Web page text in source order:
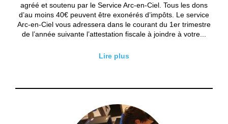
agréé et soutenu par le Service Arc-en-Ciel. Tous les dons
d’au moins 40€ peuvent être exonérés d’impôts. Le service
Arc-en-Ciel vous adressera dans le courant du 1er trimestre
de l’année suivante l’attestation fiscale à joindre à votre...
Lire plus